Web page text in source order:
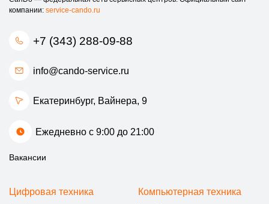
компании: service-cando.ru
+7 (343) 288-09-88
info@cando-service.ru
Екатеринбург, ​Вайнера, 9
Ежедневно с 9:00 до 21:00
Вакансии
Цифровая техника Компьютерная техника